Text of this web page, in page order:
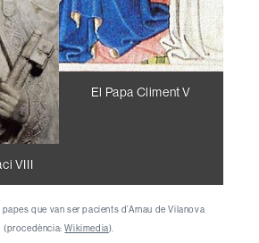
VIII
El Papa Climent V
que van ser pacients d’Arnau de Vilanova
(procedència:Wikimedia).